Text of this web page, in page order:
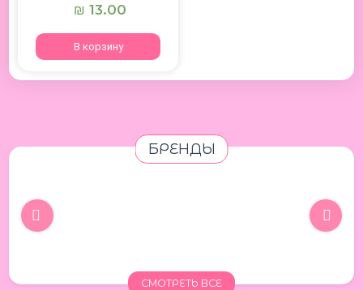
₪ 13.00
В корзину
БРЕНДЫ
СМОТРЕТЬ ВСЕ